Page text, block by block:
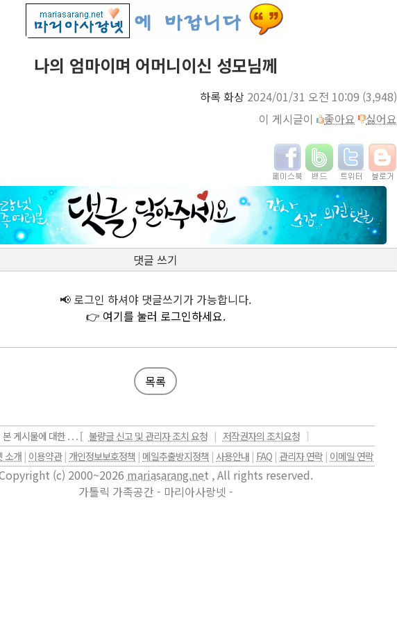
나의 엄마이며 어머니이신 성모님께
하록 화상 2024/01/31 오전 10:09 (3,948)
이 게시글이
좋아요 싫어요
댓글 쓰기
📢 로그인 하셔야 댓글쓰기가 가능합니다.
👉 여기를 눌러 로그인하세요.
목록
본 게시물에 대한 . . . [ 불량글 신고 및 관리자 조치 요청 | 저작권자의 조치요청 ]
소개 | 이용약관 | 개인정보보호정책 | 메일추출방지정책 | 사용안내 | FAQ | 관리자 연락 | 이메일 연락
(c) 2000~2026 mariasarang.net , All rights reserved.
가톨릭 가족공간 - 마리아사랑넷 -